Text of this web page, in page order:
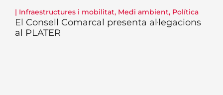
| Infraestructures i mobilitat, Medi ambient, Política
El Consell Comarcal presenta al·legacions
al PLATER